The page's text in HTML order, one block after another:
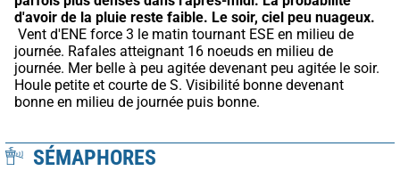
d'avoir de la pluie reste faible. Le soir, ciel peu nuageux.
journée. Rafales atteignant 16 noeuds en milieu de
journée. Mer belle à peu agitée devenant peu agitée le soir.
Houle petite et courte de S. Visibilité bonne devenant
bonne en milieu de journée puis bonne.
SÉMAPHORES